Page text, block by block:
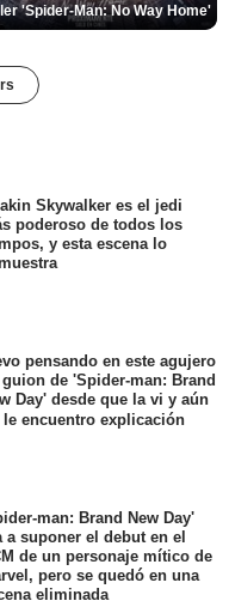
'Spider-Man: No Way Home'
Skywalker es el jedi
poderoso de todos los
y esta escena lo
pensando en este agujero
de 'Spider-man: Brand
Day' desde que la vi y aún
le encuentro explicación
man: Brand New Day'
a suponer el debut en el
de un personaje mítico de
pero se quedó en una
eliminada